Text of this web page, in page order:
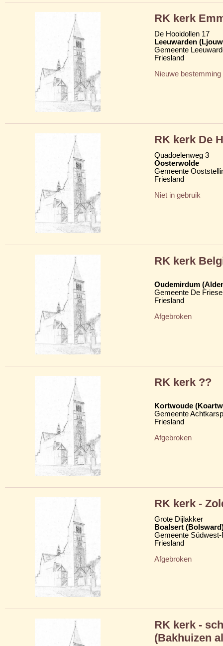
RK kerk
De Hooidollen 17
Leeuwarden
Gemeente
Friesland
Nieuwe bestemming
RK kerk De
Quadoelenweg 3
Oosterwolde
Gemeente
Friesland
Niet in gebruik
RK kerk
Oudemirdum
Gemeente De
Friesland
Afgebroken
RK kerk ??
Kortwoude
Gemeente
Friesland
Afgebroken
RK kerk -
Grote Dijlakker
Boalsert
Gemeente
Friesland
Afgebroken
RK kerk -
(Bakhuizen